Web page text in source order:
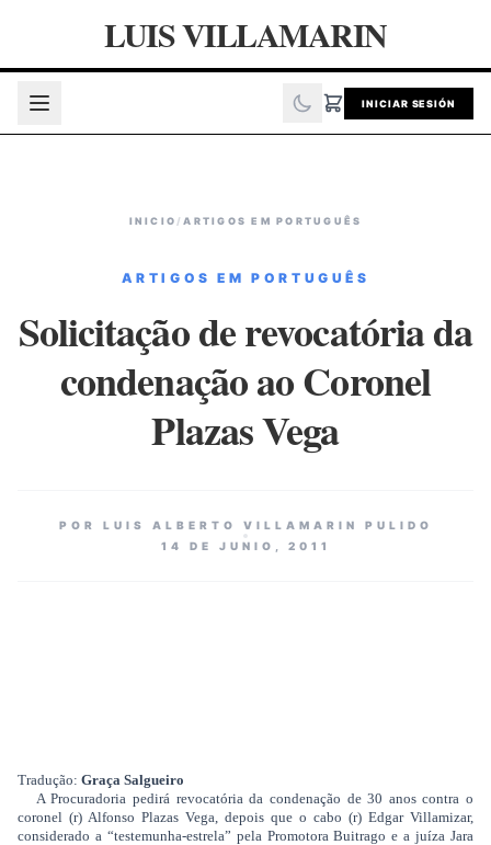
LUIS VILLAMARIN
INICIAR SESIÓN
INICIO /ARTIGOS EM PORTUGUÊS
ARTIGOS EM PORTUGUÊS
Solicitação de revocatória da
condenação ao Coronel
Plazas Vega
POR LUIS ALBERTO VILLAMARIN PULIDO
14 DE JUNIO, 2011
Tradução: Graça Salgueiro
A Procuradoria pedirá revocatória da condenação de 30 anos contra o
coronel (r) Alfonso Plazas Vega, depois que o cabo (r) Edgar Villamizar,
considerado a “testemunha-estrela” pela Promotora Buitrago e a juíza Jara